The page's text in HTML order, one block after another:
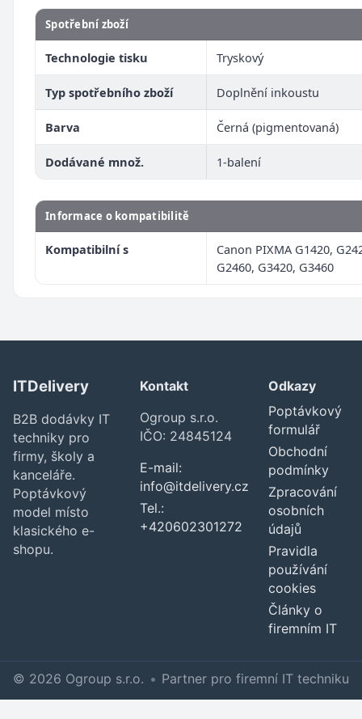
Spotřební zboží
Technologie tisku Tryskový
Typ spotřebního zboží Doplnění inkoustu
Barva Černá (pigmentovaná)
Dodávané množ. 1-balení
Informace o kompatibilitě
Kompatibilní s
Canon PIXMA G1420,
G2460, G3420, G3460
ITDelivery
B2B dodávky IT
techniky pro
firmy, školy a
kanceláře.
Poptávkový
model místo
klasického e-
shopu.
Kontakt
Ogroup s.r.o.
IČO: 24845124
E-mail:
info@itdelivery.cz
Tel.:
+420602301272
Odkazy
Poptávkový
formulář
Obchodní
podmínky
Zpracování
osobních
údajů
Pravidla
používání
cookies
Články o
firemním IT
© 2026 Ogroup s.r.o. • Partner pro firemní IT techniku